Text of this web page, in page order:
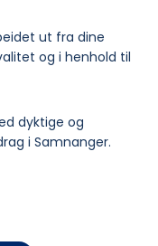
ut fra dine
og i henhold til
dyktige og
i Samnanger.